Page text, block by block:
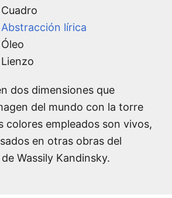
Cuadro
Abstracción lírica
Óleo
Lienzo
dos dimensiones que
del mundo con la torre
colores empleados son vivos,
en otras obras del
Wassily Kandinsky.